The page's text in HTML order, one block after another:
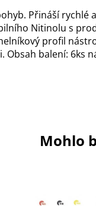
Přináší rychlé
Nitinolu s
profil
Obsah balení: 6ks
Mohlo